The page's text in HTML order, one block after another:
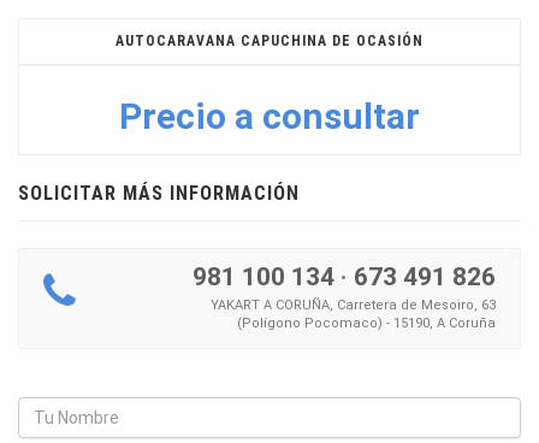
AUTOCARAVANA CAPUCHINA DE OCASIÓN
Precio a consultar
SOLICITAR MÁS INFORMACIÓN
981 100 134 · 673 491 826
YAKART A CORUÑA, Carretera de Mesoiro, 63
(Polígono Pocomaco) - 15190, A Coruña